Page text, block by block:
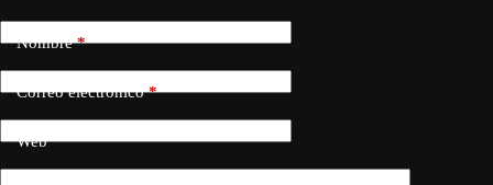
Nombre*
Correo electrónico*
Web